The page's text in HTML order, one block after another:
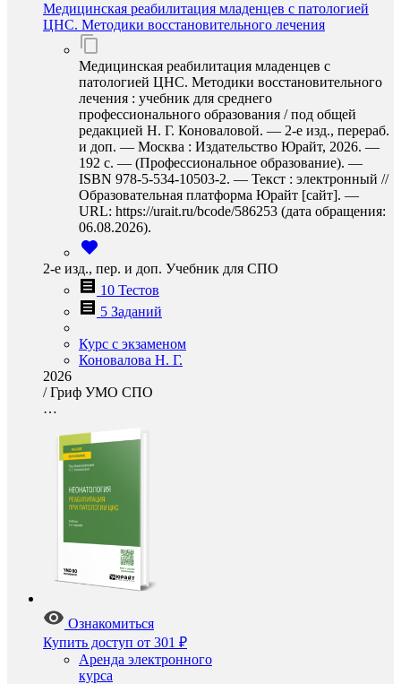
Медицинская реабилитация младенцев с патологией
ЦНС. Методики восстановительного лечения
Медицинская реабилитация младенцев с
патологией ЦНС. Методики восстановительного
лечения : учебник для среднего
профессионального образования / под общей
редакцией Н. Г. Коноваловой. — 2-е изд., перераб.
и доп. — Москва : Издательство Юрайт, 2026. —
192 с. — (Профессиональное образование). —
ISBN 978-5-534-10503-2. — Текст : электронный //
Образовательная платформа Юрайт [сайт]. —
URL: https://urait.ru/bcode/586253 (дата обращения:
06.08.2026).
2-е изд., пер. и доп. Учебник для СПО
10 Тестов
5 Заданий
Курс с экзаменом
Коновалова Н. Г.
2026
/Гриф УМО СПО
…
Ознакомиться
Купить доступ от 301 ₽
Аренда электронного
курса